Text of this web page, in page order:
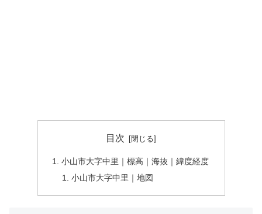
目次
小山市大字中里｜標高｜海抜｜緯度経度
小山市大字中里｜地図